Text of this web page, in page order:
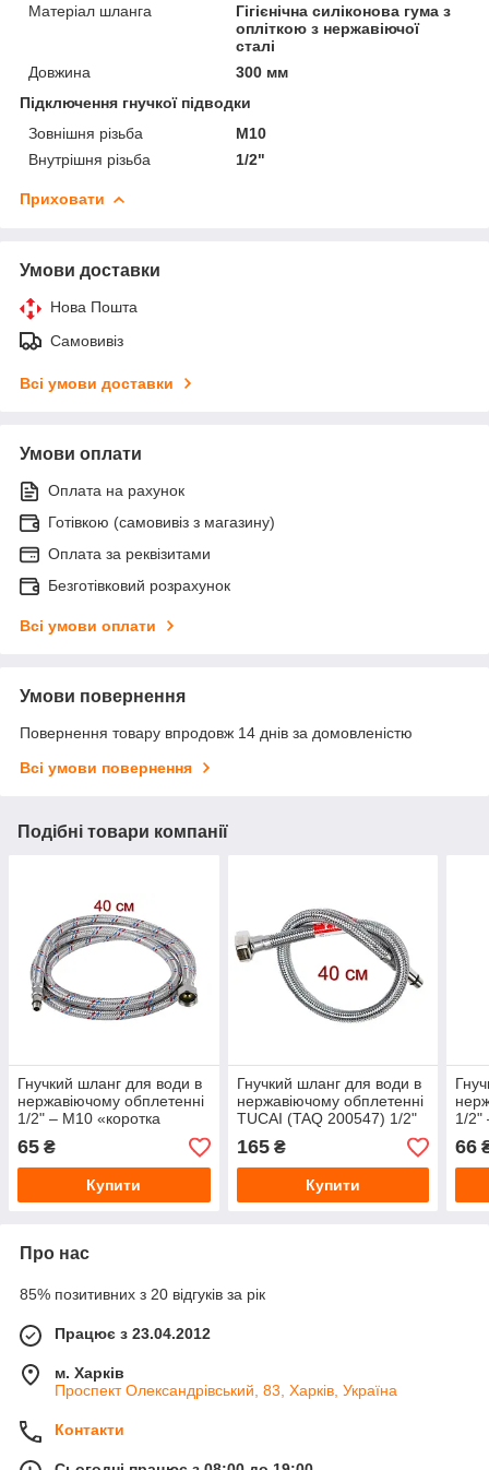
Матеріал шланга
Гігієнічна силіконова гума з
опліткою з нержавіючої
сталі
Довжина
300 мм
Підключення гнучкої підводки
Зовнішня різьба
М10
Внутрішня різьба
1/2"
Приховати
Умови доставки
Нова Пошта
Самовивіз
Всі умови доставки
Умови оплати
Оплата на рахунок
Готівкою (самовивіз з магазину)
Оплата за реквізитами
Безготівковий розрахунок
Всі умови оплати
Умови повернення
Повернення товару впродовж 14 днів за домовленістю
Всі умови повернення
Подібні товари компанії
Гнучкий шланг для води в
нержавіючому обплетенні
1/2" – M10 «коротка
голка», 40 см
65 ₴
Купити
Гнучкий шланг для води в
нержавіючому обплетенні
TUCAI (TAQ 200547) 1/2"
– M10 «коротка голка», 40
см
165₴
Купити
1/2"
66
Про нас
85% позитивних з 20 відгуків за рік
Працює з 23.04.2012
м. Харків
Проспект Олександрівський, 83, Харків, Україна
Контакти